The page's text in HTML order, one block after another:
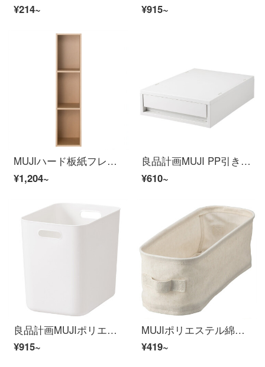
¥214~
¥915~
MUJIハード板紙フレーム/3層/ベージュ色幅25*奥行き29*高さ109 cm
¥1,204~
良品計画MUJI PP引き出し式収納ケース薄型・縦約26 x幅37 x高9 cm白灰色
¥610~
良品計画MUJIポリエチレンソフトケース/深型その他長さは25.5×幅36×高さ32 cmです。
¥915~
MUJIポリエステル綿麻混紡ソフトケース浅型/半型幅約13×長さ37×高さ12 cm
¥419~